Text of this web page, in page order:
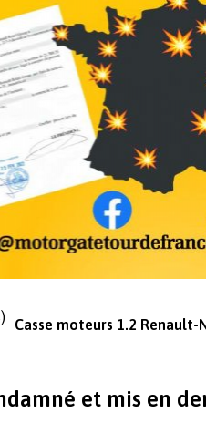
Casse moteurs 1.2 Renault-
et mis en